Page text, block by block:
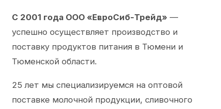
С 2001 года ООО «ЕвроСиб-Трейд» —
успешно осуществляет производство и
поставку продуктов питания в Тюмени и
Тюменской области.
25 лет мы специализируемся на оптовой
поставке молочной продукции, сливочного